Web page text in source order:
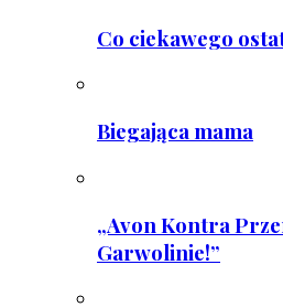
Co ciekawego
Biegająca mama
„Avon Kontra
Garwolinie!”